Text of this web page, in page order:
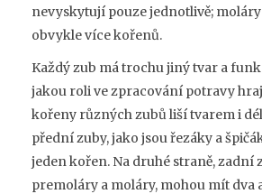
nevyskytují pouze jednotlivě;
obvykle více kořenů.
Každý zub má trochu jiný tvar a
jakou roli ve zpracování potravy
kořeny různých zubů liší tvarem i
přední zuby, jako jsou řezáky a
jeden kořen. Na druhé straně, zadní
premoláry a moláry, mohou mít dva